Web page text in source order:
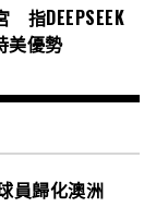
指DEEPSEEK
美優勢
員歸化澳洲